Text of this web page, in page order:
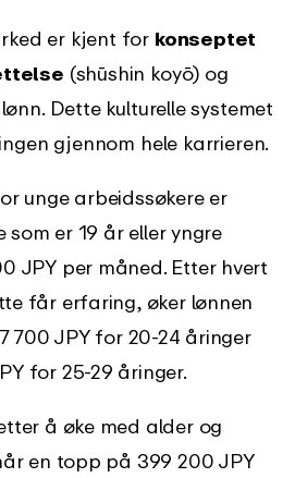
er kjent for konseptet
(shūshin koyō) og
Dette kulturelle systemet
gjennom hele karrieren.
unge arbeidssøkere er
som er 19 år eller yngre
JPY per måned. Etter hvert
får erfaring, øker lønnen
700 JPY for 20-24 åringer
for 25-29 åringer.
å øke med alder og
en topp på 399 200 JPY